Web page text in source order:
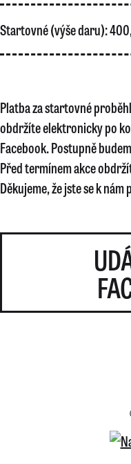
Startovné (výše daru):
Platba za startovné
obdržíte elektronicky po
Facebook. Postupně
Před termínem akce
Děkujeme, že jste se k